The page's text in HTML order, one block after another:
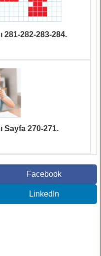
281-282-283-284.
Sayfa 270-271.
Facebook
LinkedIn